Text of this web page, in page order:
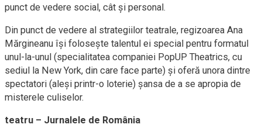
punct de vedere social, cât şi personal.
Din punct de vedere al strategiilor teatrale, regizoarea Ana
Mărgineanu îşi foloseşte talentul ei special pentru formatul
unul-la-unul (specialitatea companiei PopUP Theatrics, cu
sediul la New York, din care face parte) şi oferă unora dintre
spectatori (aleşi printr-o loterie) şansa de a se apropia de
misterele culiselor.
teatru – Jurnalele de România